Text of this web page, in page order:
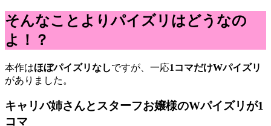
そんなことよりパイズリはどうなの
よ！？
本作はほぼパイズリなしですが、一応1コマだけWパイズリ
がありました。
キャリバ姉さんとスターフお嬢様のWパイズリが1
コマ